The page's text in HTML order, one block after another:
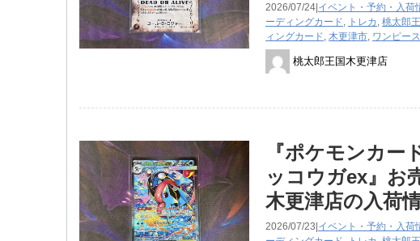
2026/07/24| イベント・予約・入荷
ーディングカード, トレカ , 桃太郎
ィングカード, 木更津市, ワンピー
桃太郎王国木更津店
『ポケモンカ
ッコウガex』お
木更津店の入荷
2026/07/23| イベント・予約・入荷